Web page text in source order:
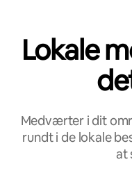
Lokale
Medværter i dit
rundt i de lokale
at